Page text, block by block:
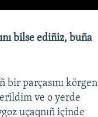
bilse ediñiz, buña
bir parçasını körgen
ve o yerde
uçaqnıñ içinde